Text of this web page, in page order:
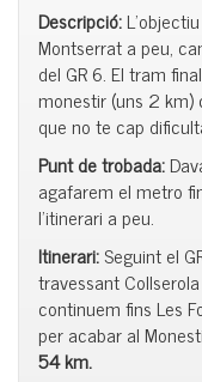
Descripció:
Montserrat a peu,
del GR 6. El tram
monestir (uns 2
que no te cap
Punt de trobada:
agafarem el metro
l’itinerari a peu.
Itinerari:Seguint el
travessant
continuem fins Les
per acabar al
54 km.